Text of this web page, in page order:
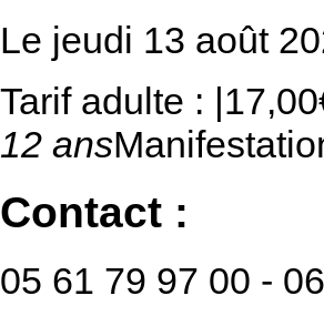
Le jeudi 13 août
Tarif adulte :
12 ans
Contact :
05 61 79 97 00 -